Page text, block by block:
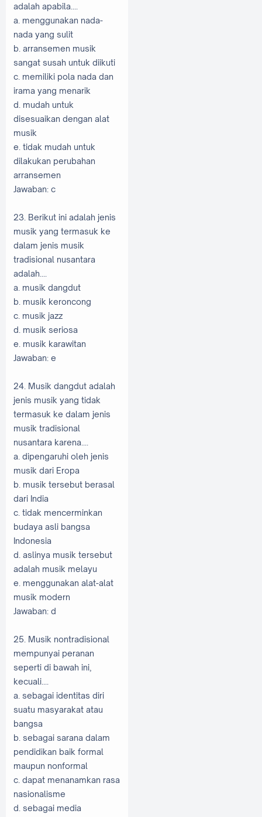
adalah apabila....
a. menggunakan nada-
nada yang sulit
b. arransemen musik
sangat susah untuk diikuti
c. memiliki pola nada dan
irama yang menarik
d. mudah untuk
disesuaikan dengan alat
musik
e. tidak mudah untuk
dilakukan perubahan
arransemen
Jawaban: c
23. Berikut ini adalah jenis
musik yang termasuk ke
dalam jenis musik
tradisional nusantara
adalah....
a. musik dangdut
b. musik keroncong
c. musik jazz
d. musik seriosa
e. musik karawitan
Jawaban: e
24. Musik dangdut adalah
jenis musik yang tidak
termasuk ke dalam jenis
musik tradisional
nusantara karena....
a. dipengaruhi oleh jenis
musik dari Eropa
b. musik tersebut berasal
dari India
c. tidak mencerminkan
budaya asli bangsa
Indonesia
d. aslinya musik tersebut
adalah musik melayu
e. menggunakan alat-alat
musik modern
Jawaban: d
25. Musik nontradisional
mempunyai peranan
seperti di bawah ini,
kecuali....
a. sebagai identitas diri
suatu masyarakat atau
bangsa
b. sebagai sarana dalam
pendidikan baik formal
maupun nonformal
c. dapat menanamkan rasa
nasionalisme
d. sebagai media